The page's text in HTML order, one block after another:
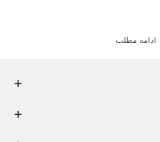
ادامه مطلب